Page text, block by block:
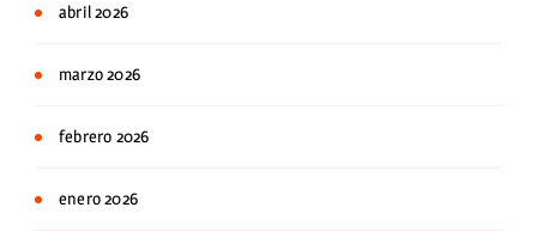
abril 2026
marzo 2026
febrero 2026
enero 2026